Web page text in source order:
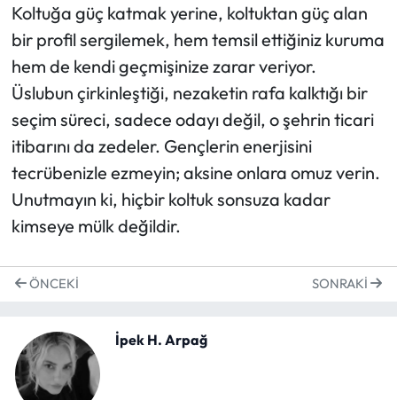
Koltuğa güç katmak yerine, koltuktan güç alan
bir profil sergilemek, hem temsil ettiğiniz kuruma
hem de kendi geçmişinize zarar veriyor.
Üslubun çirkinleştiği, nezaketin rafa kalktığı bir
seçim süreci, sadece odayı değil, o şehrin ticari
itibarını da zedeler. Gençlerin enerjisini
tecrübenizle ezmeyin; aksine onlara omuz verin.
Unutmayın ki, hiçbir koltuk sonsuza kadar
kimseye mülk değildir.
ÖNCEKI SONRAKI
İpek H. Arpağ